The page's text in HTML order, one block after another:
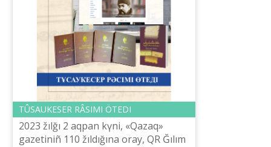
TÛSAUKESER RÂSІMІ ÖTEDІ
2023 žılğı 2 aqpan kүnі, «Qazaq»
gazetіnіñ 110 žıldığına oray, QR Ğılım